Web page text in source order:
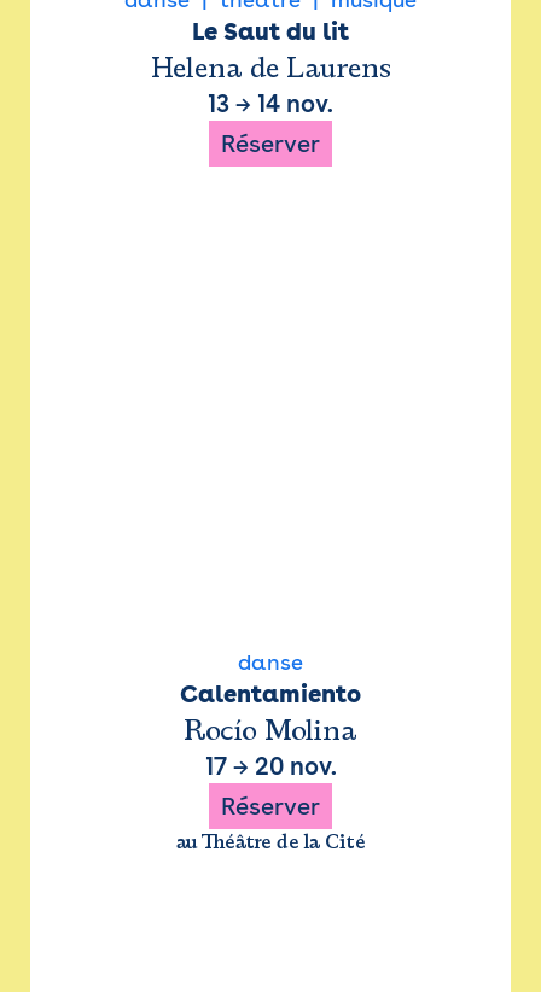
Le Saut du lit
Helena de Laurens
13 → 14 nov.
Réserver
danse
Calentamiento
Rocío Molina
17→ 20 nov.
Réserver
au Théâtre de la Cité